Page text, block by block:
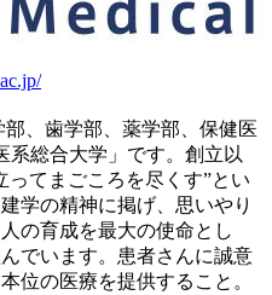
、歯学部、薬学部、保健医
系総合大学」です。創立以
ってまごころを尽くす”とい
学の精神に掲げ、思いやり
の育成を最大の使命とし
でいます。患者さんに誠意
位の医療を提供すること。